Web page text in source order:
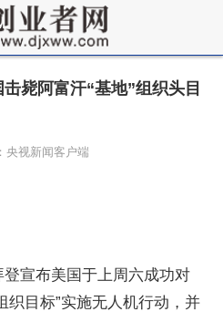
毙阿富汗“基地”组织头目
央视新闻客户端
宣布美国于上周六成功对
织目标”实施无人机行动，并